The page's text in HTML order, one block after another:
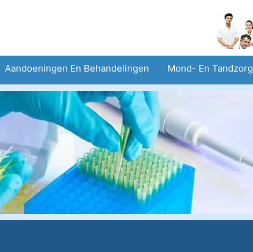
Aandoeningen En Behandelingen Mond- En Tandzorg
Volksgezondheid En Veiligheid